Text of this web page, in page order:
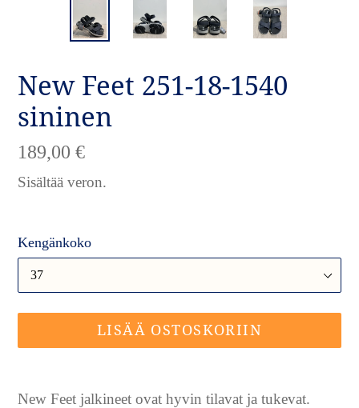
New Feet 251-18-1540
sininen
Normaalihinta
189,00 €
Sisältää veron.
Kengänkoko
LISÄÄ OSTOSKORIIN
lisääminen
New Feet jalkineet ovat hyvin tilavat ja tukevat.